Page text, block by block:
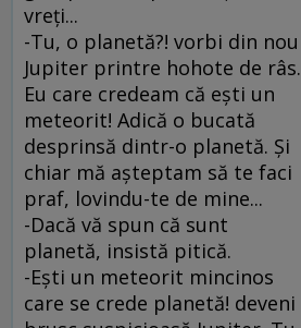
vreţi...
-Tu, o planetă?! vorbi din nou
Jupiter printre hohote de râs.
Eu care credeam că eşti un
meteorit! Adică o bucată
desprinsă dintr-o planetă. Şi
chiar mă aşteptam să te faci
praf, lovindu-te de mine...
-Dacă vă spun că sunt
planetă, insistă pitică.
-Eşti un meteorit mincinos
care se crede planetă! deveni